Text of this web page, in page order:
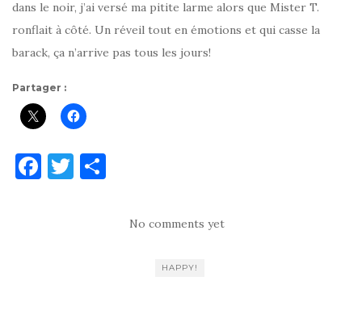
dans le noir, j’ai versé ma pitite larme alors que Mister T.
ronflait à côté. Un réveil tout en émotions et qui casse la
barack, ça n’arrive pas tous les jours!
Partager :
F T
No comments yet
HAPPY!